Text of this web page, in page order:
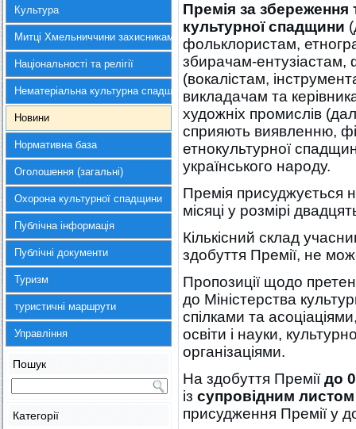
Культура
Митці Хмельниччини захисникам України
Національності та релігії
Нематеріальна культурна спадщина
Новини
Нормативна база
Оголошення (загальні)
Охорона культурної спадщини
Публічна інформація
Публічні документи
Туризм
туристичні маршрути
Управління
Пошук
Категорії
Премія за збереження
культурної спадщини
фольклористам,
збирачам-ентузіастам,
(вокалістам,
викладачам та
художніх промислів
сприяють виявленню,
етнокультурної
українського народу.
Премія присуджується
місяці у розмірі
Кількісний склад
здобуття Премії, не
Пропозиції щодо
до Міністерства
спілками та
освіти і науки,
організаціями.
На здобуття Премії до
із супровідним листом
присудження Премії у